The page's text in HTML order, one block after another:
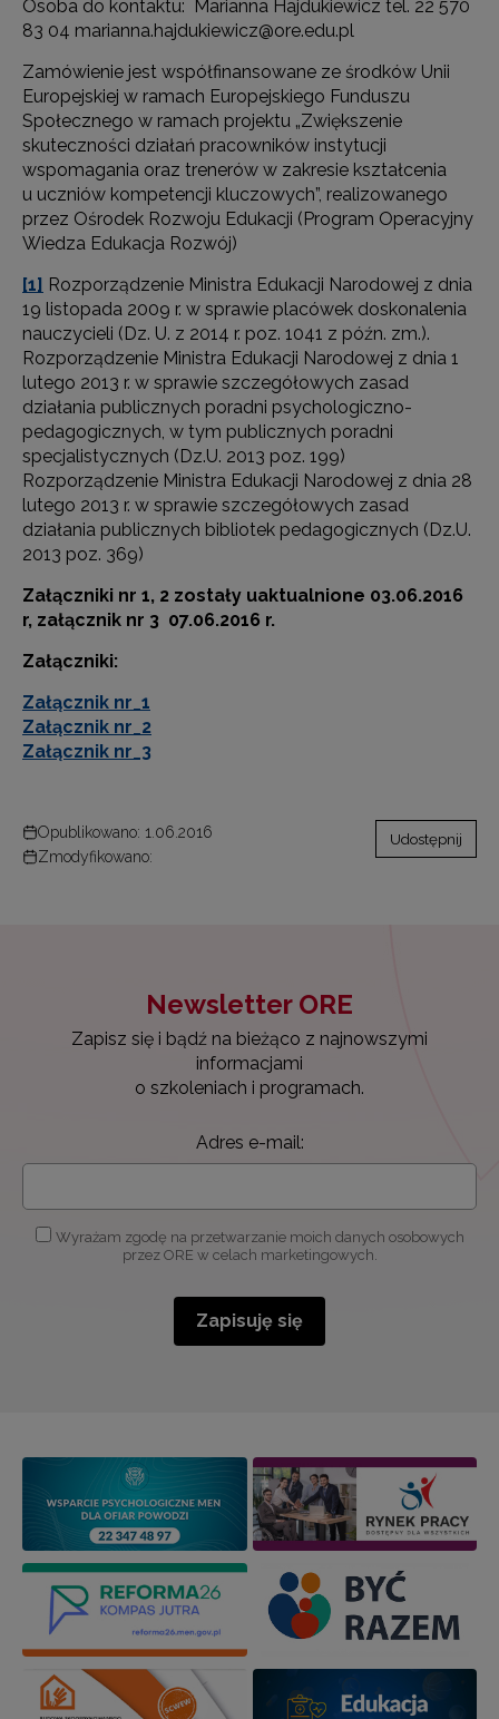
Osoba do kontaktu: Marianna Hajdukiewicz tel. 22 570
83 04 marianna.hajdukiewicz@ore.edu.pl
Zamówienie jest współfinansowane ze środków Unii
Europejskiej w ramach Europejskiego Funduszu
Społecznego w ramach projektu „Zwiększenie
skuteczności działań pracowników instytucji
wspomagania oraz trenerów w zakresie kształcenia
u uczniów kompetencji kluczowych”, realizowanego
przez Ośrodek Rozwoju Edukacji (Program Operacyjny
Wiedza Edukacja Rozwój)
[1] Rozporządzenie Ministra Edukacji Narodowej z dnia
19 listopada 2009 r. w sprawie placówek doskonalenia
nauczycieli (Dz. U. z 2014 r. poz. 1041 z późn. zm.).
Rozporządzenie Ministra Edukacji Narodowej z dnia 1
lutego 2013 r. w sprawie szczegółowych zasad
działania publicznych poradni psychologiczno-
pedagogicznych, w tym publicznych poradni
specjalistycznych (Dz.U. 2013 poz. 199)
Rozporządzenie Ministra Edukacji Narodowej z dnia 28
lutego 2013 r. w sprawie szczegółowych zasad
działania publicznych bibliotek pedagogicznych (Dz.U.
2013 poz. 369)
Załączniki nr 1, 2 zostały uaktualnione 03.06.2016
r, załącznik nr 3 07.06.2016 r.
Załączniki:
Załącznik nr_1
Załącznik nr_2
Załącznik nr_3
Opublikowano: 1.06.2016
Zmodyfikowano:
Udostępnij
Newsletter ORE
Zapisz się i bądź na bieżąco z najnowszymi
informacjami
o szkoleniach i programach.
Adres e-mail:
Wyrażam zgodę na przetwarzanie moich danych osobowych
przez ORE w celach marketingowych.
Zapisuję się